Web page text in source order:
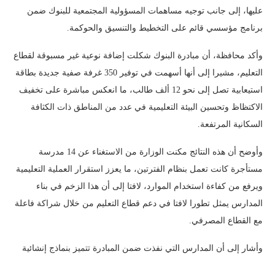
عليها، إلى جانب توجيه مساهمات المسؤولية المجتمعية للبنوك ضمن
برنامج مؤسسي قائم على التخطيط والتنسيق والحوكمة.
وأكد محافظة، أن مبادرة البنوك شكلت إضافة نوعية غير مسبوقة لقطاع
التعليم، مشيرا إلى أنها أسهمت في توفير 350 غرفة صفية جديدة بطاقة
استيعابية تصل إلى نحو 12 ألف طالب، ما انعكس مباشرة على تخفيف
الاكتظاظ وتحسين البيئة التعليمية في عدد من المناطق ذات الكثافة
السكانية المرتفعة.
وأوضح أن هذه النتائج مكنت الوزارة من الاستغناء عن 14 مدرسة
مستأجرة كانت تعمل بنظام الفترتين، ما يعزز استقرار العملية التعليمية
ويرفع من كفاءة استخدام الموارد، لافتا إلى أن هذا الزخم في بناء
المدارس يمثل تطورا لافتا في دعم قطاع التعليم من خلال شراكة فاعلة
مع القطاع المصرفي.
وأشار إلى أن المدارس التي نفذت ضمن المبادرة تتميز بنماذج إنشائية